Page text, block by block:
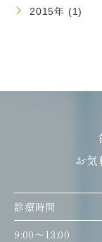
2015年 (1)
お
診療時間
9:00〜13:00